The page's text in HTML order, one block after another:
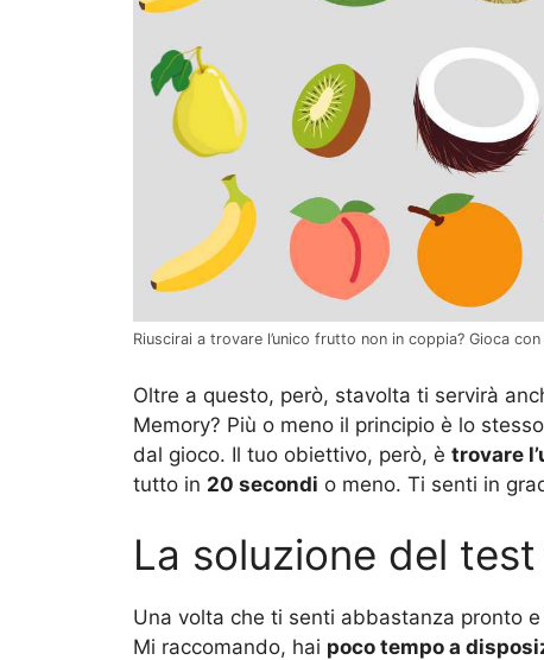
Riuscirai a trovare l’unico frutto non in coppia? Gioca
Oltre a questo, però, stavolta ti servirà
Memory? Più o meno il principio è lo
dal gioco. Il tuo obiettivo, però, è trovare
tutto in 20 secondi o meno. Ti senti in
La soluzione del
Una volta che ti senti abbastanza pronto
Mi raccomando, hai poco tempo a